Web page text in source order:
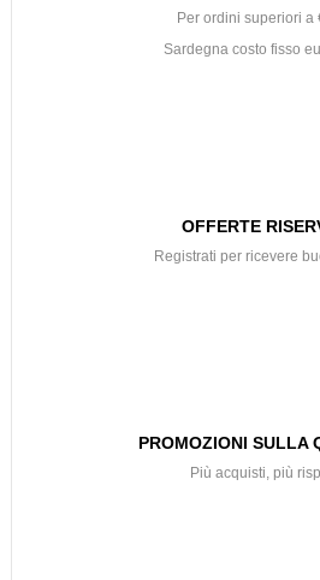
Per ordini superiori a
Sardegna costo fisso
OFFERTE
Registrati per ricevere
PROMOZIONI SULLA
Più acquisti, più